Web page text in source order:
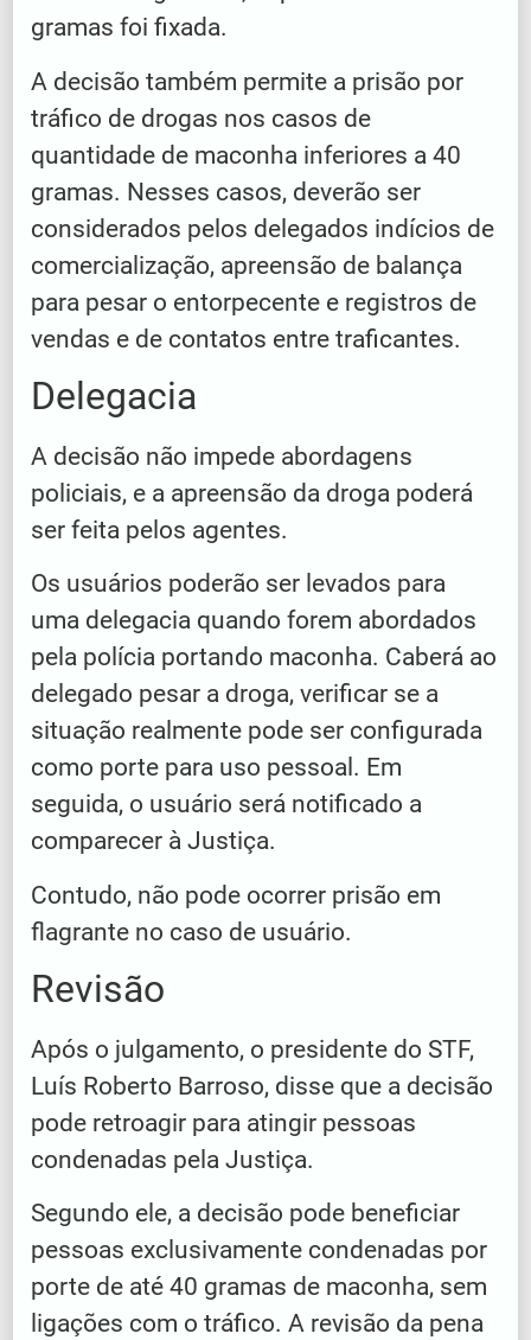
gramas foi fixada.
A decisão também permite a prisão por
tráfico de drogas nos casos de
quantidade de maconha inferiores a 40
gramas. Nesses casos, deverão ser
considerados pelos delegados indícios de
comercialização, apreensão de balança
para pesar o entorpecente e registros de
vendas e de contatos entre traficantes.
Delegacia
A decisão não impede abordagens
policiais, e a apreensão da droga poderá
ser feita pelos agentes.
Os usuários poderão ser levados para
uma delegacia quando forem abordados
pela polícia portando maconha. Caberá ao
delegado pesar a droga, verificar se a
situação realmente pode ser configurada
como porte para uso pessoal. Em
seguida, o usuário será notificado a
comparecer à Justiça.
Contudo, não pode ocorrer prisão em
flagrante no caso de usuário.
Revisão
Após o julgamento, o presidente do STF,
Luís Roberto Barroso, disse que a decisão
pode retroagir para atingir pessoas
condenadas pela Justiça.
Segundo ele, a decisão pode beneficiar
pessoas exclusivamente condenadas por
porte de até 40 gramas de maconha, sem
ligações com o tráfico. A revisão da pena